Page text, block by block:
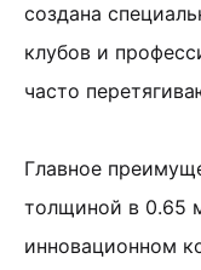
создана
клубов и
часто
Главное
толщиной в 0.65
инновационном